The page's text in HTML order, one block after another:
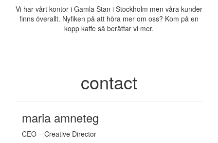
Vi har vårt kontor i Gamla Stan i Stockholm men våra kunder
finns överallt. Nyfiken på att höra mer om oss? Kom på en
kopp kaffe så berättar vi mer.
contact
maria amneteg
CEO – Creative Director